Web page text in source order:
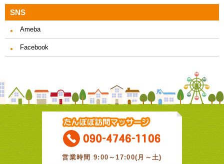
SNS
Ameba
Facebook
営業時間 9:00～17:00(月～土)